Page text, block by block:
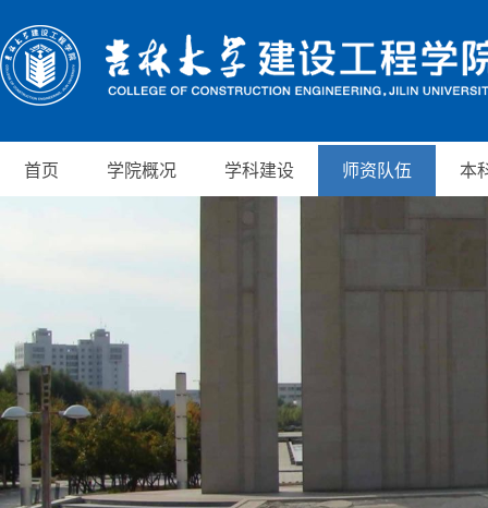
首页 学院概况 学科建设 师资队伍 本